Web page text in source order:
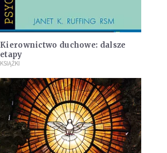
Kierownictwo duchowe: dalsze
etapy
KSIĄŻKI